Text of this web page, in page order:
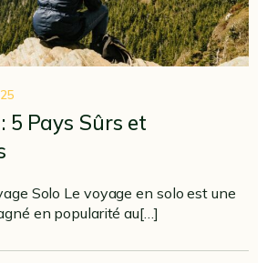
5 Pays Sûrs et
Solo Le voyage en solo est une
en popularité au[…]